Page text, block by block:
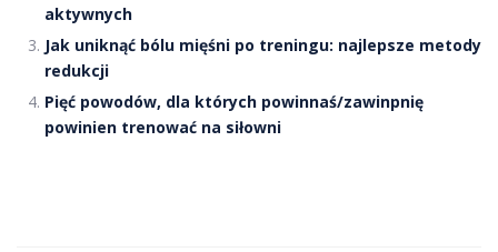
aktywnych
Jak uniknąć bólu mięśni po treningu: najlepsze metody
redukcji
Pięć powodów, dla których powinnaś/zawinpnię
powinien trenować na siłowni